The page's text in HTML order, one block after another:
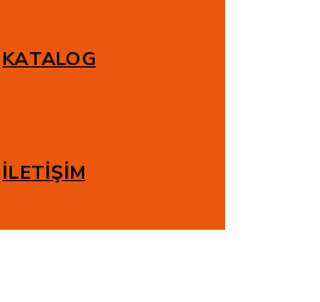
KATALOG
İLETİŞİM